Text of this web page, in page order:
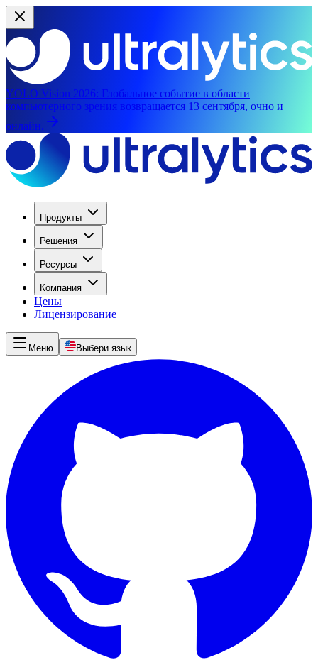
YOLO Vision 2026: Глобальное событие в области
компьютерного зрения возвращается 13 сентября, очно и
онлайн.
Продукты
Решения
Ресурсы
Компания
Цены
Лицензирование
Меню Выбери язык